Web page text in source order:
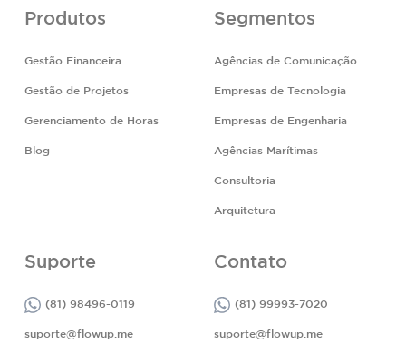
Produtos
Gestão Financeira
Gestão de Projetos
Gerenciamento de Horas
Blog
Segmentos
Agências de Comunicação
Empresas de Tecnologia
Empresas de Engenharia
Agências Marítimas
Consultoria
Arquitetura
Suporte
(81) 98496-0119
suporte@flowup.me
Contato
(81) 99993-7020
suporte@flowup.me